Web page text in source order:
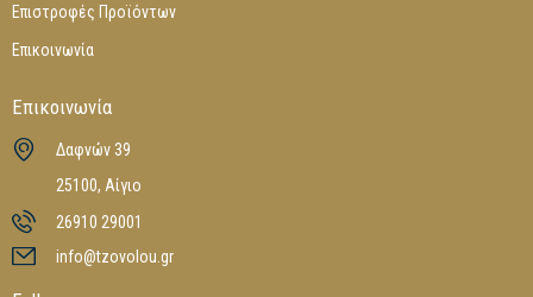
Επιστροφές Προϊόντων
Επικοινωνία
Επικοινωνία
Δαφνών 39
25100, Αίγιο
26910 29001
info@tzovolou.gr